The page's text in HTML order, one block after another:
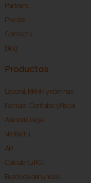
Partners
Precios
Contacto
Blog
Productos
Laboral, RRHH y nóminas
Factura, Contable y Fiscal
Asesoría Legal
Verifactu
API
Calcula tu ROI
Buzón de denuncias